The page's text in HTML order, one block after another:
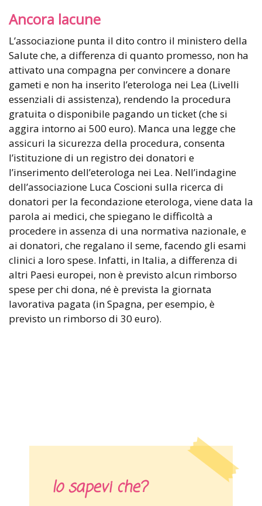
Ancora lacune
L’associazione punta il dito contro il ministero della
Salute che, a differenza di quanto promesso, non ha
attivato una compagna per convincere a donare
gameti e non ha inserito l’eterologa nei Lea (Livelli
essenziali di assistenza), rendendo la procedura
gratuita o disponibile pagando un ticket (che si
aggira intorno ai 500 euro). Manca una legge che
assicuri la sicurezza della procedura, consenta
l’istituzione di un registro dei donatori e
l’inserimento dell’eterologa nei Lea. Nell’indagine
dell’associazione Luca Coscioni sulla ricerca di
donatori per la fecondazione eterologa, viene data la
parola ai medici, che spiegano le difficoltà a
procedere in assenza di una normativa nazionale, e
ai donatori, che regalano il seme, facendo gli esami
clinici a loro spese. Infatti, in Italia, a differenza di
altri Paesi europei, non è previsto alcun rimborso
spese per chi dona, né è prevista la giornata
lavorativa pagata (in Spagna, per esempio, è
previsto un rimborso di 30 euro).
lo sapevi che?